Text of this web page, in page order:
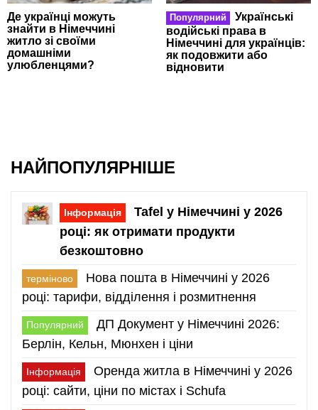
Де українці можуть
знайти в Німеччині
житло зі своїми
домашніми
улюбленцями?
Популярний
Українські
водійські права в
Німеччині для українців:
як подовжити або
відновити
НАЙПОПУЛЯРНІШЕ
Інформація
Tafel у Німеччині у 2026
році: як отримати продукти
безкоштовно
терміново
Нова пошта в Німеччині у 2026
році: тарифи, відділення і розмитнення
Популярний
ДП Документ у Німеччині 2026:
Берлін, Кельн, Мюнхен і ціни
Інформація
Оренда житла в Німеччині у 2026
році: сайти, ціни по містах і Schufa